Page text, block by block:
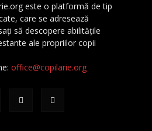
este o platformă de tip
care se adresează
să descopere abilităţile
ale propriilor copii
office@copilarie.org